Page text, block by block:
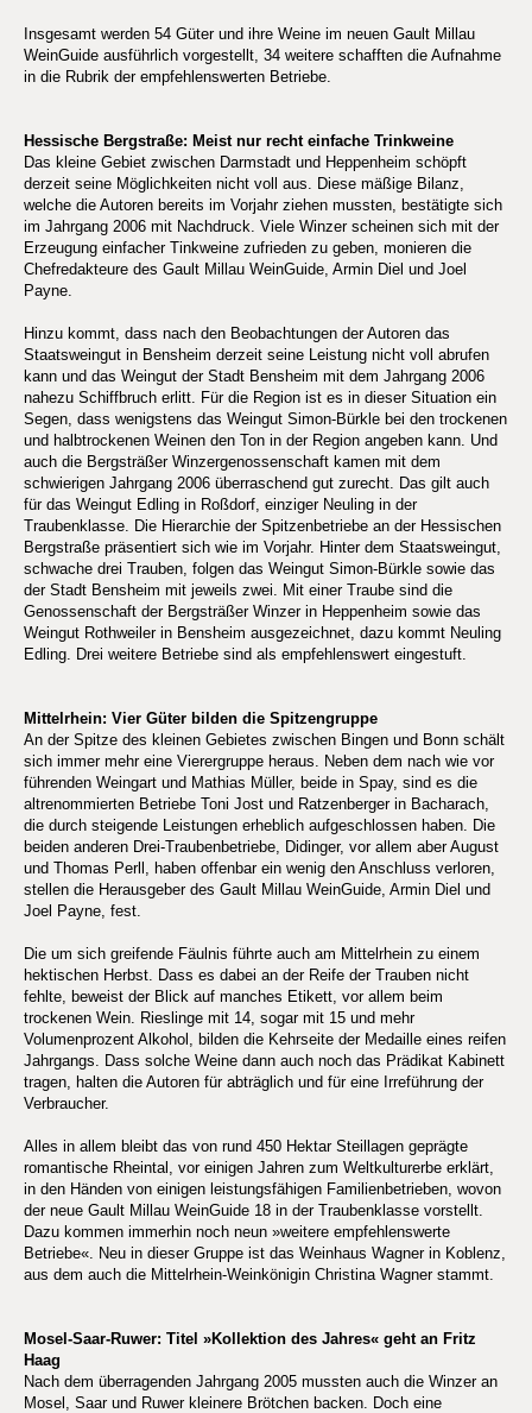
Insgesamt werden 54 Güter und ihre Weine im neuen Gault Millau
WeinGuide ausführlich vorgestellt, 34 weitere schafften die Aufnahme
in die Rubrik der empfehlenswerten Betriebe.
Hessische Bergstraße: Meist nur recht einfache Trinkweine
Das kleine Gebiet zwischen Darmstadt und Heppenheim schöpft
derzeit seine Möglichkeiten nicht voll aus. Diese mäßige Bilanz,
welche die Autoren bereits im Vorjahr ziehen mussten, bestätigte sich
im Jahrgang 2006 mit Nachdruck. Viele Winzer scheinen sich mit der
Erzeugung einfacher Tinkweine zufrieden zu geben, monieren die
Chefredakteure des Gault Millau WeinGuide, Armin Diel und Joel
Payne.
Hinzu kommt, dass nach den Beobachtungen der Autoren das
Staatsweingut in Bensheim derzeit seine Leistung nicht voll abrufen
kann und das Weingut der Stadt Bensheim mit dem Jahrgang 2006
nahezu Schiffbruch erlitt. Für die Region ist es in dieser Situation ein
Segen, dass wenigstens das Weingut Simon-Bürkle bei den trockenen
und halbtrockenen Weinen den Ton in der Region angeben kann. Und
auch die Bergsträßer Winzergenossenschaft kamen mit dem
schwierigen Jahrgang 2006 überraschend gut zurecht. Das gilt auch
für das Weingut Edling in Roßdorf, einziger Neuling in der
Traubenklasse. Die Hierarchie der Spitzenbetriebe an der Hessischen
Bergstraße präsentiert sich wie im Vorjahr. Hinter dem Staatsweingut,
schwache drei Trauben, folgen das Weingut Simon-Bürkle sowie das
der Stadt Bensheim mit jeweils zwei. Mit einer Traube sind die
Genossenschaft der Bergsträßer Winzer in Heppenheim sowie das
Weingut Rothweiler in Bensheim ausgezeichnet, dazu kommt Neuling
Edling. Drei weitere Betriebe sind als empfehlenswert eingestuft.
Mittelrhein: Vier Güter bilden die Spitzengruppe
An der Spitze des kleinen Gebietes zwischen Bingen und Bonn schält
sich immer mehr eine Vierergruppe heraus. Neben dem nach wie vor
führenden Weingart und Mathias Müller, beide in Spay, sind es die
altrenommierten Betriebe Toni Jost und Ratzenberger in Bacharach,
die durch steigende Leistungen erheblich aufgeschlossen haben. Die
beiden anderen Drei-Traubenbetriebe, Didinger, vor allem aber August
und Thomas Perll, haben offenbar ein wenig den Anschluss verloren,
stellen die Herausgeber des Gault Millau WeinGuide, Armin Diel und
Joel Payne, fest.
Die um sich greifende Fäulnis führte auch am Mittelrhein zu einem
hektischen Herbst. Dass es dabei an der Reife der Trauben nicht
fehlte, beweist der Blick auf manches Etikett, vor allem beim
trockenen Wein. Rieslinge mit 14, sogar mit 15 und mehr
Volumenprozent Alkohol, bilden die Kehrseite der Medaille eines reifen
Jahrgangs. Dass solche Weine dann auch noch das Prädikat Kabinett
tragen, halten die Autoren für abträglich und für eine Irreführung der
Verbraucher.
Alles in allem bleibt das von rund 450 Hektar Steillagen geprägte
romantische Rheintal, vor einigen Jahren zum Weltkulturerbe erklärt,
in den Händen von einigen leistungsfähigen Familienbetrieben, wovon
der neue Gault Millau WeinGuide 18 in der Traubenklasse vorstellt.
Dazu kommen immerhin noch neun »weitere empfehlenswerte
Betriebe«. Neu in dieser Gruppe ist das Weinhaus Wagner in Koblenz,
aus dem auch die Mittelrhein-Weinkönigin Christina Wagner stammt.
Mosel-Saar-Ruwer: Titel »Kollektion des Jahres« geht an Fritz
Haag
Nach dem überragenden Jahrgang 2005 mussten auch die Winzer an
Mosel, Saar und Ruwer kleinere Brötchen backen. Doch eine